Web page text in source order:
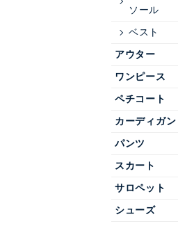
ソール
ベスト
アウター
ワンピース
ペチコート
カーディガン
パンツ
スカート
サロペット
シューズ